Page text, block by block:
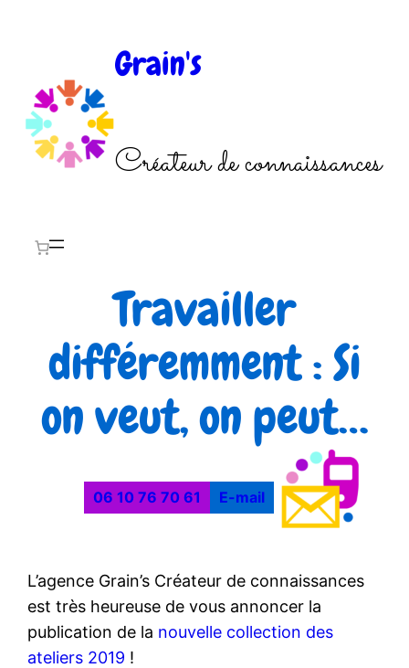
Grain's
Créateur de connaissances
Travailler
différemment : Si
on veut, on peut…
06 10 76 70 61 E-mail
L’agence Grain’s Créateur de connaissances
est très heureuse de vous annoncer la
publication de la nouvelle collection des
ateliers 2019 !